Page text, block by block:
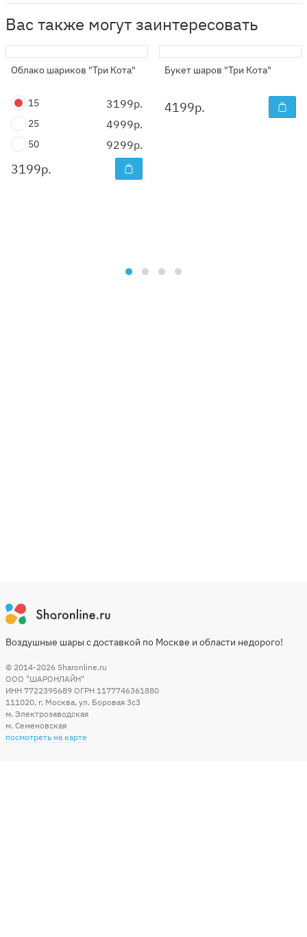
Вас также могут заинтересовать
Облако шариков "Три Кота"
15 3199р.
25 4999р.
50 9299р.
3199р.
Букет шаров "Три Кота"
4199р.
Воздушные шары с доставкой по Москве и области недорого!
© 2014-2026 Sharonline.ru
ООО "ШАРОНЛАЙН"
ИНН 7722395689 ОГРН 1177746361880
111020, г. Москва, ул. Боровая 3c3
м. Электрозаводская
м. Семеновская
посмотреть на карте